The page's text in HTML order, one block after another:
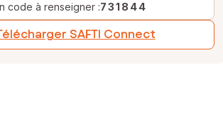
code à renseigner :731844
SAFTI Connect